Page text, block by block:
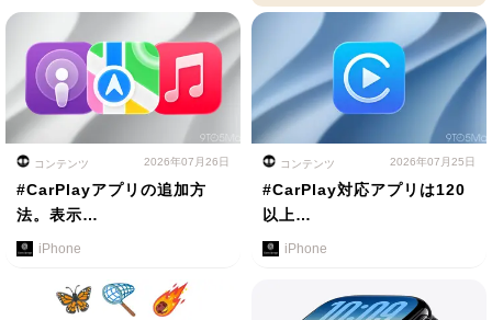
コンテンツ 2026年07月26日
#CarPlayアプリの追加方
法。表示…
iPhone
コンテンツ 2026年07月25日
#CarPlay対応アプリは120
以上…
iPhone